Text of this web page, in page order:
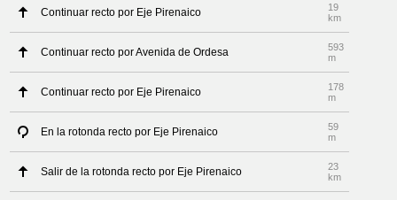
Continuar recto por Eje Pirenaico
19
km
Continuar recto por Avenida de Ordesa
593
m
Continuar recto por Eje Pirenaico
178
m
En la rotonda recto por Eje Pirenaico
59
m
Salir de la rotonda recto por Eje Pirenaico
23
km